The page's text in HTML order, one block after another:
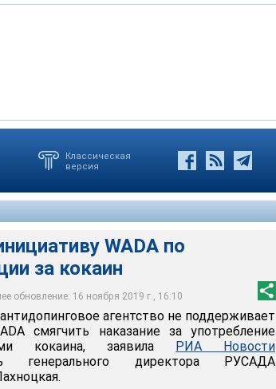
Классическая
версия
WADA по
за кокаин
обновление: 16 ноября 2019 г., 16:10
агентство не поддерживает
смягчить наказание за употребление
кокаина, заявила РИА Новости
генерального директора РУСАДА